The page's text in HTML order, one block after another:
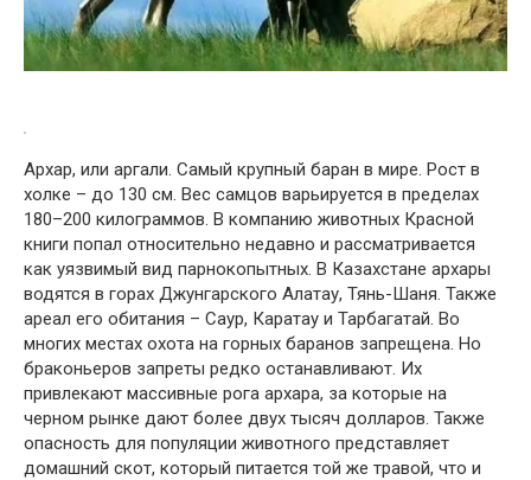
Архар, или аргали. Самый крупный баран в мире. Рост в
холке – до 130 см. Вес самцов варьируется в пределах
180–200 килограммов. В компанию животных Красной
книги попал относительно недавно и рассматривается
как уязвимый вид парнокопытных. В Казахстане архары
водятся в горах Джунгарского Алатау, Тянь-Шаня. Также
ареал его обитания – Саур, Каратау и Тарбагатай. Во
многих местах охота на горных баранов запрещена. Но
браконьеров запреты редко останавливают. Их
привлекают массивные рога архара, за которые на
черном рынке дают более двух тысяч долларов. Также
опасность для популяции животного представляет
домашний скот, который питается той же травой, что и